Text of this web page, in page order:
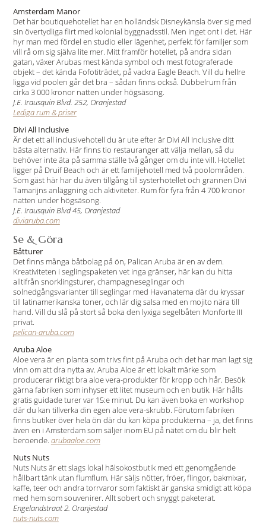
Amsterdam Manor
Det här boutiquehotellet har en holländsk Disneykänsla över sig med
sin övertydliga flirt med kolonial byggnadsstil. Men inget ont i det. Här
hyr man med fördel en studio eller lägenhet, perfekt för familjer som
vill rå om sig själva lite mer. Mitt framför hotellet, på andra sidan
gatan, växer Arubas mest kända symbol och mest fotograferade
objekt – det kända Fofotiträdet, på vackra Eagle Beach. Vill du hellre
ligga vid poolen går det bra – sådan finns också. Dubbelrum från
cirka 3 000 kronor natten under högsäsong.
J.E. Irausquin Blvd. 252, Oranjestad
Lediga rum & priser
Divi All Inclusive
Är det ett all inclusivehotell du är ute efter är Divi All Inclusive ditt
bästa alternativ. Här finns tio restauranger att välja mellan, så du
behöver inte äta på samma ställe två gånger om du inte vill. Hotellet
ligger på Druif Beach och är ett familjehotell med två poolområden.
Som gäst här har du även tillgång till systerhotellet och grannen Divi
Tamarijns anläggning och aktiviteter. Rum för fyra från 4 700 kronor
natten under högsäsong.
J.E. Irausquin Blvd 45, Oranjestad
diviaruba.com
Se & Göra
Båtturer
Det finns många båtbolag på ön, Palican Aruba är en av dem.
Kreativiteten i seglingspaketen vet inga gränser, här kan du hitta
alltifrån snorklingsturer, champagneseglingar och
solnedgångsvarianter till seglingar med Havanatema där du kryssar
till latinamerikanska toner, och lär dig salsa med en mojito nära till
hand. Vill du slå på stort så boka den lyxiga segelbåten Monforte III
privat.
pelican-aruba.com
Aruba Aloe
Aloe vera är en planta som trivs fint på Aruba och det har man lagt sig
vinn om att dra nytta av. Aruba Aloe är ett lokalt märke som
producerar riktigt bra aloe vera-produkter för kropp och hår. Besök
gärna fabriken som inhyser ett litet museum och en butik. Här hålls
gratis guidade turer var 15:e minut. Du kan även boka en workshop
där du kan tillverka din egen aloe vera-skrubb. Förutom fabriken
finns butiker över hela ön där du kan köpa produkterna – ja, det finns
även en i Amsterdam som säljer inom EU på nätet om du blir helt
beroende. arubaaloe.com
Nuts Nuts
Nuts Nuts är ett slags lokal hälsokostbutik med ett genomgående
hållbart tänk utan flumflum. Här säljs nötter, fröer, flingor, bakmixar,
kaffe, teer och andra torrvaror som faktiskt är ganska smidigt att köpa
med hem som souvenirer. Allt sobert och snyggt paketerat.
Engelandstraat 2. Oranjestad
nuts-nuts.com